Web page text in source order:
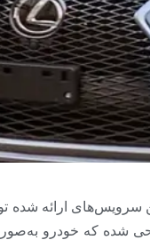
سرویس‌های ارائه شده
شده که خودرو